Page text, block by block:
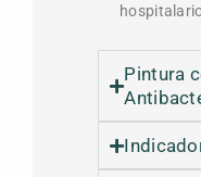
Pintura